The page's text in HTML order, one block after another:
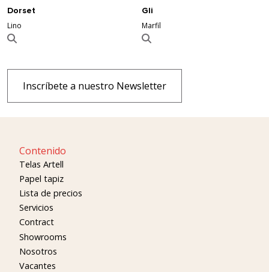
Dorset
Lino
Gli
Marfil
Inscríbete a nuestro Newsletter
Contenido
Telas Artell
Papel tapiz
Lista de precios
Servicios
Contract
Showrooms
Nosotros
Vacantes